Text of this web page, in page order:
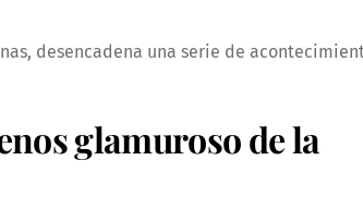
desencadena una serie de
glamuroso de la